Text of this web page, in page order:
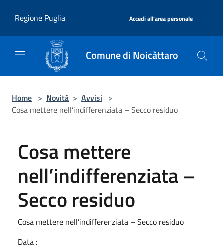
Regione Puglia
Accedi all'area personale
Comune di Noicàttaro
Home > Novità > Avvisi >
Cosa mettere nell’indifferenziata – Secco residuo
Cosa mettere
nell’indifferenziata –
Secco residuo
Cosa mettere nell’indifferenziata – Secco residuo
Data :